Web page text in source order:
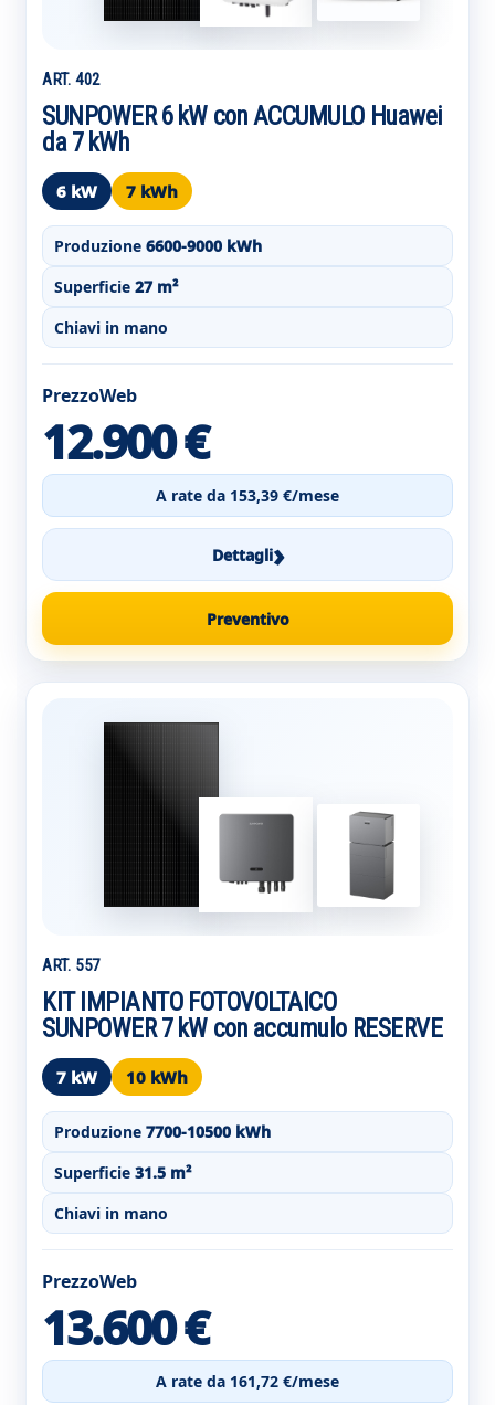
ART. 402
SUNPOWER 6 kW con ACCUMULO Huawei
da 7 kWh
6 kW 7 kWh
Produzione 6600-9000 kWh
Superficie 27 m²
Chiavi in mano
PrezzoWeb
12.900 €
A rate da 153,39 €/mese
Dettagli›
Preventivo
ART. 557
KIT IMPIANTO FOTOVOLTAICO
SUNPOWER 7 kW con accumulo RESERVE
7 kW 10 kWh
Produzione 7700-10500 kWh
Superficie 31.5 m²
Chiavi in mano
PrezzoWeb
13.600 €
A rate da 161,72 €/mese